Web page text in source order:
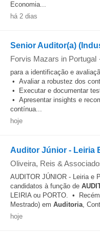
Economia...
há 2 dias
Senior Auditor(a)
Forvis Mazars in Portugal
para a identificação e
• Avaliar a robustez dos
• Executar e documentar
• Apresentar insights e
contínua...
hoje
Auditor Júnior - Leiria
Oliveira, Reis &
AUDITOR JÚNIOR - Leiria e
candidatos à função de
LEIRIA ou PORTO. •
Mestrado) em Auditoria,
hoje